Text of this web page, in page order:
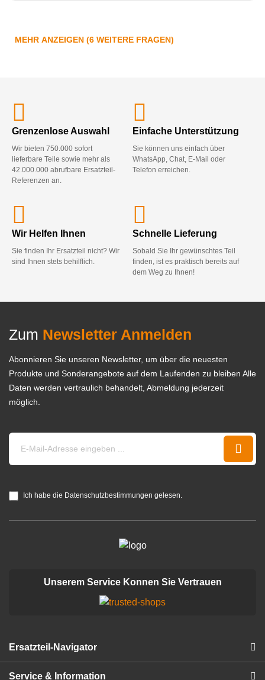
MEHR ANZEIGEN (6 WEITERE FRAGEN)
Grenzenlose Auswahl
Wir bieten 750.000 sofort
lieferbare Teile sowie mehr als
42.000.000 abrufbare Ersatzteil-
Referenzen an.
Einfache Unterstützung
Sie können uns einfach über
WhatsApp, Chat, E-Mail oder
Telefon erreichen.
Wir Helfen Ihnen
Sie finden Ihr Ersatzteil nicht? Wir
sind Ihnen stets behilflich.
Schnelle Lieferung
Sobald Sie Ihr gewünschtes Teil
finden, ist es praktisch bereits auf
dem Weg zu Ihnen!
Zum Newsletter Anmelden
Abonnieren Sie unseren Newsletter, um über die neuesten
Produkte und Sonderangebote auf dem Laufenden zu bleiben Alle
Daten werden vertraulich behandelt, Abmeldung jederzeit
möglich.
Ich habe die Datenschutzbestimmungen gelesen.
Unserem Service Konnen Sie Vertrauen
Ersatzteil-Navigator
Service & Information